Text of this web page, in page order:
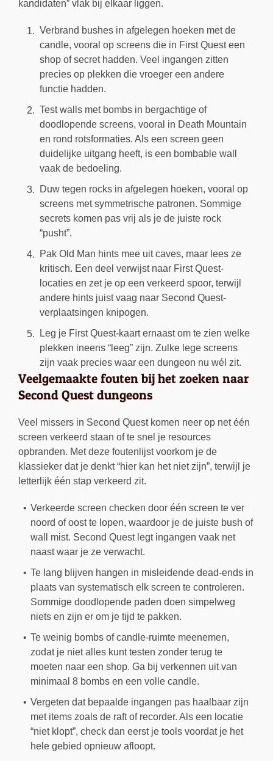
kandidaten” vlak bij elkaar liggen.
Verbrand bushes in afgelegen hoeken met de
candle, vooral op screens die in First Quest een
shop of secret hadden. Veel ingangen zitten
precies op plekken die vroeger een andere
functie hadden.
Test walls met bombs in bergachtige of
doodlopende screens, vooral in Death Mountain
en rond rotsformaties. Als een screen geen
duidelijke uitgang heeft, is een bombable wall
vaak de bedoeling.
Duw tegen rocks in afgelegen hoeken, vooral op
screens met symmetrische patronen. Sommige
secrets komen pas vrij als je de juiste rock
“pusht”.
Pak Old Man hints mee uit caves, maar lees ze
kritisch. Een deel verwijst naar First Quest-
locaties en zet je op een verkeerd spoor, terwijl
andere hints juist vaag naar Second Quest-
verplaatsingen knipogen.
Leg je First Quest-kaart ernaast om te zien welke
plekken ineens “leeg” zijn. Zulke lege screens
zijn vaak precies waar een dungeon nu wél zit.
Veelgemaakte fouten bij het zoeken naar
Second Quest dungeons
Veel missers in Second Quest komen neer op net één
screen verkeerd staan of te snel je resources
opbranden. Met deze foutenlijst voorkom je de
klassieker dat je denkt “hier kan het niet zijn”, terwijl je
letterlijk één stap verkeerd zit.
Verkeerde screen checken door één screen te ver
noord of oost te lopen, waardoor je de juiste bush of
wall mist. Second Quest legt ingangen vaak net
naast waar je ze verwacht.
Te lang blijven hangen in misleidende dead-ends in
plaats van systematisch elk screen te controleren.
Sommige doodlopende paden doen simpelweg
niets en zijn er om je tijd te pakken.
Te weinig bombs of candle-ruimte meenemen,
zodat je niet alles kunt testen zonder terug te
moeten naar een shop. Ga bij verkennen uit van
minimaal 8 bombs en een volle candle.
Vergeten dat bepaalde ingangen pas haalbaar zijn
met items zoals de raft of recorder. Als een locatie
“niet klopt”, check dan eerst je tools voordat je het
hele gebied opnieuw afloopt.